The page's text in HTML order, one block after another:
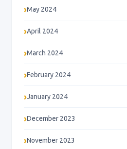
May 2024
April 2024
March 2024
February 2024
January 2024
December 2023
November 2023